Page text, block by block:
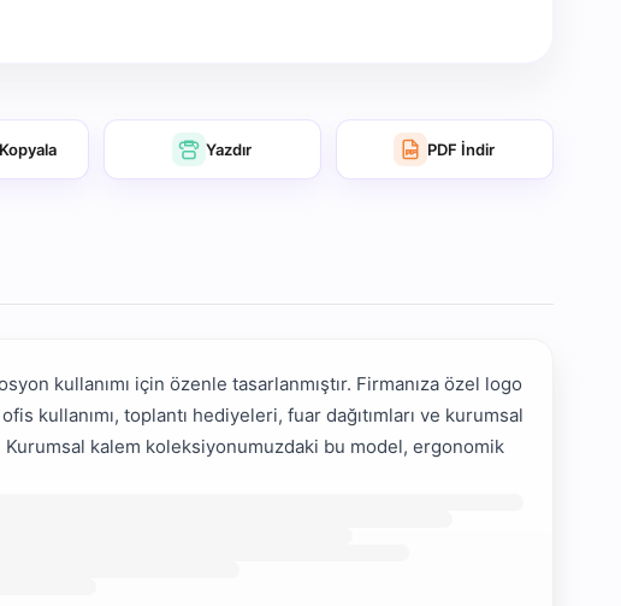
Yazdır PDF İndir
kullanımı için özenle tasarlanmıştır. Firmanıza özel logo
kullanımı, toplantı hediyeleri, fuar dağıtımları ve kurumsal
Kurumsal kalem koleksiyonumuzdaki bu model, ergonomik